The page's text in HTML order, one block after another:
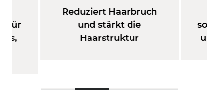
für
Reduziert Haarbruch
und stärkt die
Haarstruktur